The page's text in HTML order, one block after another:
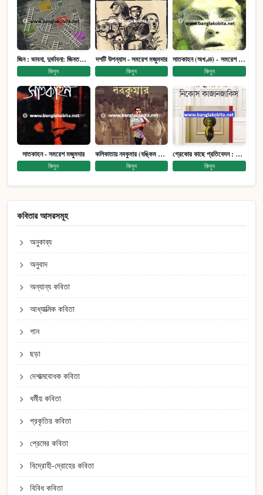
জিন : ভাবনা, দুর্ভাবনা: জিনতত্ত্ব সমাজ ইতিহাস (পেপারব্যাক)
কিনুন
দশটি উপন্যাস - সমরেশ মজুমদার
কিনুন
সাতকাহন (অখণ্ড) - সমরেশ মজুমদার
কিনুন
সাতকাহন - সমরেশ মজুমদার
কিনুন
কলিকাতায় নবকুমার (বঙ্কিম পুরষ্কারে সম্মানিত)(মানবিক মেগা উপন্যাস)
কিনুন
গ্রেকোর কাছে প্রতিবেদন : আত্মজীবনী
কিনুন
কবিতার আসরসমূহ
অনুকাব্য
অনুবাদ
অন্যান্য কবিতা
আধ্যাত্মিক কবিতা
গান
ছড়া
দেশাত্মবোধক কবিতা
ধর্মীয় কবিতা
প্রকৃতির কবিতা
প্রেমের কবিতা
বিদ্রোহী-দ্রোহের কবিতা
বিবিধ কবিতা